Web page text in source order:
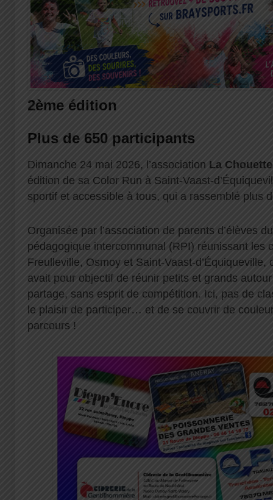
2ème édition
Plus de 650 participants
Dimanche 24 mai 2026, l’association La
édition de sa Color Run à Saint-Vaast-
sportif et accessible à tous, qui a rassemblé plus
Organisée par l’association de parents d’élèves
pédagogique intercommunal (RPI) réunissant les
Freulleville, Osmoy et Saint-Vaast-d’Équiqueville,
avait pour objectif de réunir petits et grands
partage, sans esprit de compétition. Ici, pas de
le plaisir de participer… et de se couvrir de
parcours !